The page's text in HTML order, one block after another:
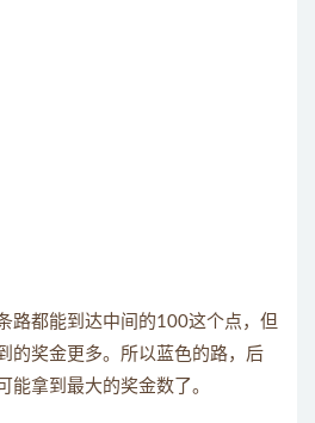
路都能到达中间的100这个点，但
的奖金更多。所以蓝色的路，后
能拿到最大的奖金数了。